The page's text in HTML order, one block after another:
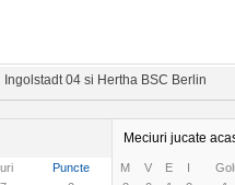
04 si Hertha BSC Berlin
Meciuri jucate
Puncte M V E I